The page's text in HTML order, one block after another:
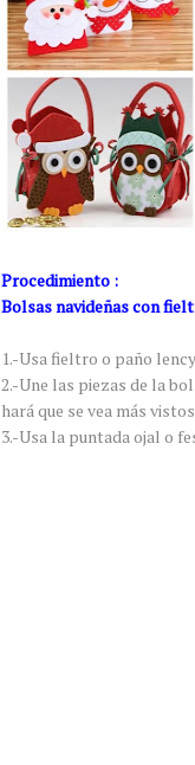
Procedimiento :
Bolsas navideñas con
1.-Usa fieltro o paño
2.-Une las piezas de la
hará que se vea más
3.-Usa la puntada ojal o